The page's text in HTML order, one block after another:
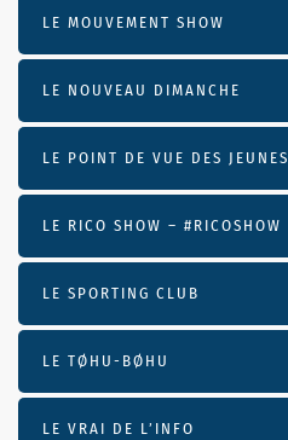
LE MOUVEMENT SHOW
LE NOUVEAU DIMANCHE
LE POINT DE VUE DES JEUNES
LE RICO SHOW – #RICOSHOW
LE SPORTING CLUB
LE TØHU-BØHU
LE VRAI DE L’INFO